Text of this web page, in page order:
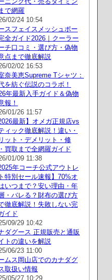
で網羅
02/24 10:54
スフェイスメッシュポー
全ガイド2026｜クーラー
チ口コミ・選び方・偽物
点まで徹底解説
02/02 16:53
奈美恵Supreme Tシャツ：
を紡ぐ伝説のコラボ！
年最新入手ガイド＆偽物
報！
01/26 11:57
2026最新】オメガ正規店vs
ィック徹底解説！違い・
ット・デメリット・修
買取まで全網羅ガイド
01/09 11:38
2025年コーチ公式アウトレ
特別セール速報】70%オ
いつまで？安い理由・年
・バレる？財布の選び方
徹底解説！失敗しない完
イド
09/29 10:42
ダグース 正規販売と通販
トの違いを解説
06/23 11:00
ムス岡山店でのカナダグ
取扱い情報
05/27 10:29